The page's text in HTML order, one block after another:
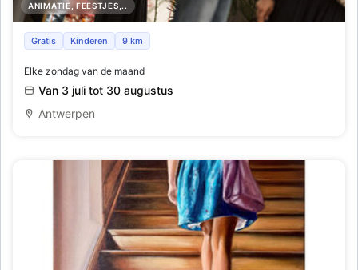
ANIMATIE, FEESTJES,..
Horta x Veuve Clicquot Rooftop Terrace
Gratis Kinderen 9 km
Elke zondag van de maand
Van 3 juli tot 30 augustus
Antwerpen